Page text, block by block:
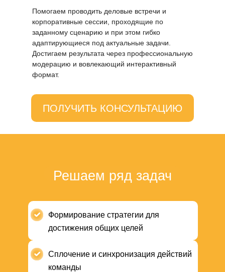
Помогаем проводить деловые встречи и
корпоративные сессии, проходящие по
заданному сценарию и при этом гибко
адаптирующиеся под актуальные задачи.
Достигаем результата через профессиональную
модерацию и вовлекающий интерактивный
формат.
ПОЛУЧИТЬ КОНСУЛЬТАЦИЮ
Формирование стратегии для
достижения общих целей
Сплочение и синхронизация действий
команды
Решаем ряд задач